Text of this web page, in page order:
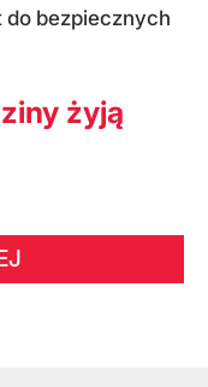
do bezpiecznych
żyją